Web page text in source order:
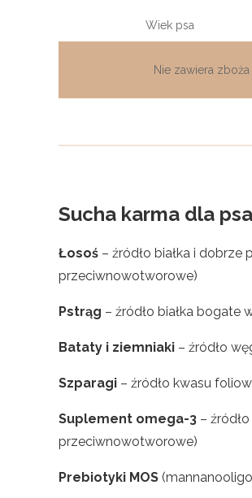
Wiek psa
Nie zawiera zboża
Sucha karma dla
Łosoś – źródło białka i
przeciwnowotworowe)
Pstrąg – źródło białka bogate
Bataty i ziemniaki – źródło
Szparagi – źródło kwasu
Suplement omega-3 –
przeciwnowotworowe)
Prebiotyki MOS